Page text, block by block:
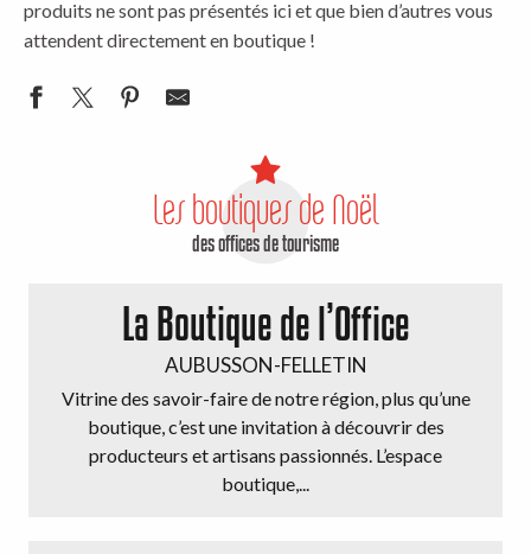
produits ne sont pas présentés ici et que bien d’autres vous
attendent directement en boutique !
Les boutiques de Noël
des offices de tourisme
La Boutique de l’Office
AUBUSSON-FELLETIN
Vitrine des savoir-faire de notre région, plus qu’une
boutique, c’est une invitation à découvrir des
producteurs et artisans passionnés. L’espace
boutique,...